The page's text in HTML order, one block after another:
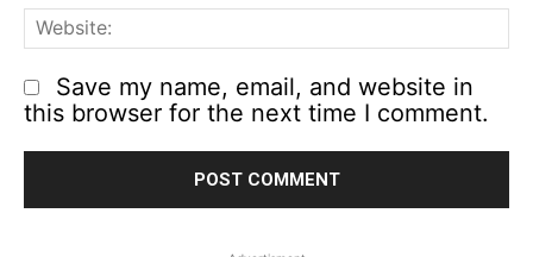
Save my name, email, and website in
this browser for the next time I comment.